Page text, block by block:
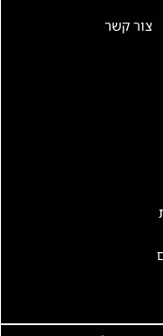
צור קשר